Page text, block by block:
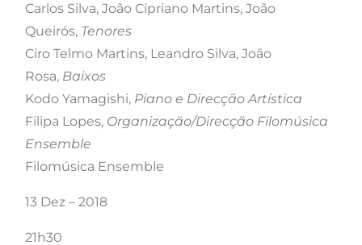
Carlos Silva, João Cipriano Martins, João
Queirós, Tenores
Ciro Telmo Martins, Leandro Silva, João
Rosa, Baixos
Kodo Yamagishi, Piano e Direcção Artística
Filipa Lopes, Organização/Direcção Filomúsica
Ensemble
Filomúsica Ensemble
13 Dez – 2018
21h30